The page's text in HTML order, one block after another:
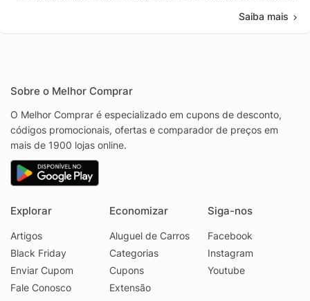
Saiba mais
Sobre o Melhor Comprar
O Melhor Comprar é especializado em cupons de desconto,
códigos promocionais, ofertas e comparador de preços em
mais de 1900 lojas online.
Explorar
Artigos
Black Friday
Enviar Cupom
Fale Conosco
Economizar
Aluguel de Carros
Categorias
Cupons
Extensão
Siga-nos
Facebook
Instagram
Youtube